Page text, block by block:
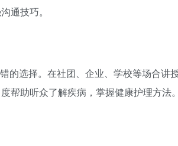
通技巧。
的选择。在社团、企业、学校等场合讲
帮助听众了解疾病，掌握健康护理方法